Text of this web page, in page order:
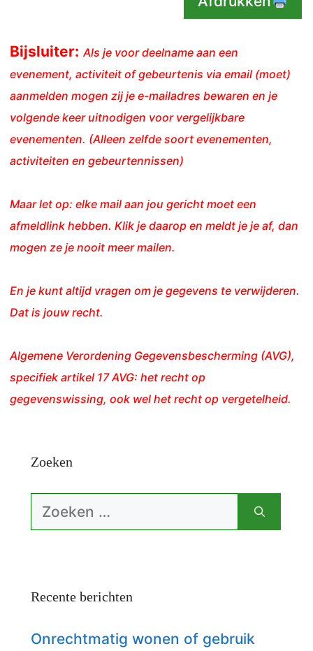
Bijsluiter: Als je voor deelname aan een
evenement, activiteit of gebeurtenis via email (moet)
aanmelden mogen zij je e-mailadres bewaren en je
volgende keer uitnodigen voor vergelijkbare
evenementen. (Alleen zelfde soort evenementen,
activiteiten en gebeurtennissen)
Maar let op: elke mail aan jou gericht moet een
afmeldlink hebben. Klik je daarop en meldt je je af, dan
mogen ze je nooit meer mailen.
En je kunt altijd vragen om je gegevens te verwijderen.
Dat is jouw recht.
Algemene Verordening Gegevensbescherming (AVG),
specifiek artikel 17 AVG: het recht op
gegevenswissing, ook wel het recht op vergetelheid.
Zoeken
Zoek
naar:
Recente berichten
Onrechtmatig wonen of gebruik